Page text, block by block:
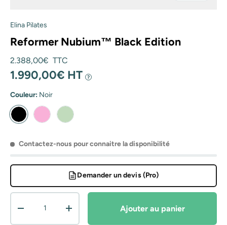
Elina Pilates
Reformer Nubium™ Black Edition
Prix habituel
2.388,00€ TTC
1.990,00€ HT ?
Couleur: Noir
Noir Rose Vert
Contactez-nous pour connaitre la disponibilité
Demander un devis (Pro)
Diminuer la quantitéAugmenter la quantitéAjouter au panier